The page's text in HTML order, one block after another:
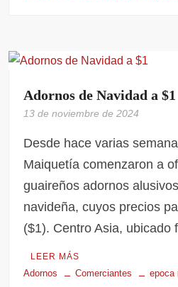
Adornos de Navidad a $1
13 de noviembre de 2024
Desde hace varias
Maiquetía comenzaron a
guaireños adornos
navideña, cuyos precios
($1). Centro Asia, ubicado
LEER MÁS
Adornos Comerciantes epoca